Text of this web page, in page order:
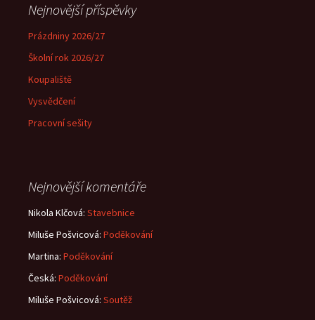
Nejnovější příspěvky
Prázdniny 2026/27
Školní rok 2026/27
Koupaliště
Vysvědčení
Pracovní sešity
Nejnovější komentáře
Nikola Klčová: Stavebnice
Miluše Pošvicová: Poděkování
Martina: Poděkování
Česká: Poděkování
Miluše Pošvicová: Soutěž